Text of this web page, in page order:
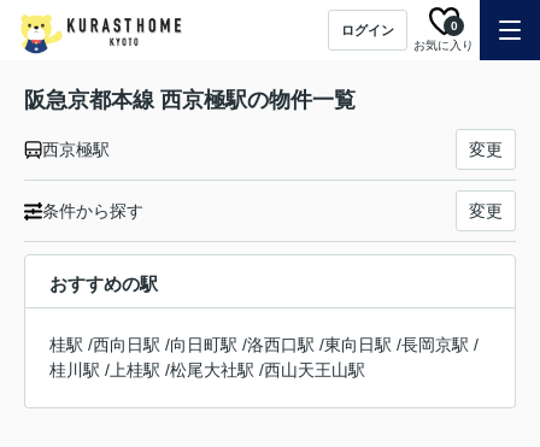
ログイン
お気に入り
0
阪急京都本線 西京極駅の物件一覧
西京極駅 変更
条件から探す 変更
おすすめの駅
桂駅 /西向日駅 /向日町駅 /洛西口駅 /東向日駅 /長岡京駅 /
桂川駅 / 上桂駅 /松尾大社駅 /西山天王山駅